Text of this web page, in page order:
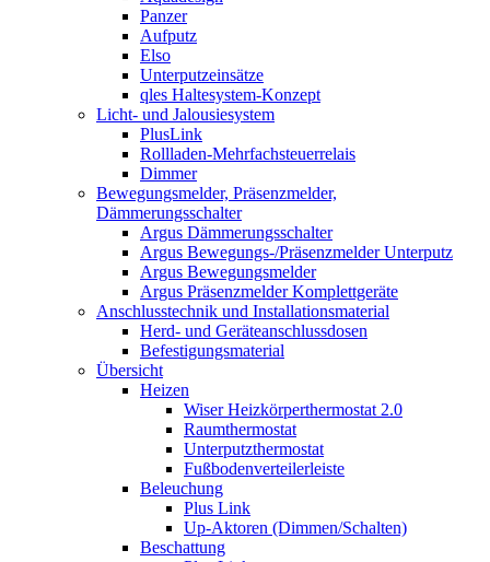
Panzer
Aufputz
Elso
Unterputzeinsätze
qles Haltesystem-Konzept
Licht- und Jalousiesystem
PlusLink
Rollladen-Mehrfachsteuerrelais
Dimmer
Bewegungsmelder, Präsenzmelder,
Dämmerungsschalter
Argus Dämmerungsschalter
Argus Bewegungs-/Präsenzmelder Unterputz
Argus Bewegungsmelder
Argus Präsenzmelder Komplettgeräte
Anschlusstechnik und Installationsmaterial
Herd- und Geräteanschlussdosen
Befestigungsmaterial
Übersicht
Heizen
Wiser Heizkörperthermostat 2.0
Raumthermostat
Unterputzthermostat
Fußbodenverteilerleiste
Beleuchung
Plus Link
Up-Aktoren (Dimmen/Schalten)
Beschattung